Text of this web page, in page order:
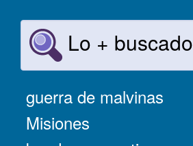
Lo + buscado
guerra de malvinas
Misiones